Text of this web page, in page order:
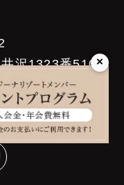
沢1323番510
～19:00
×